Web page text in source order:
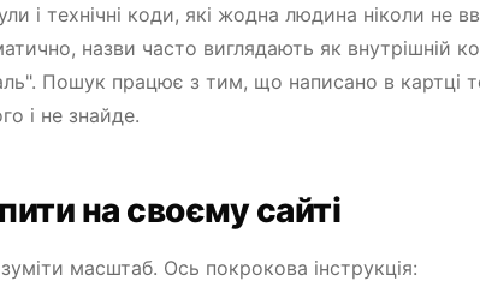
і технічні коди, які жодна людина ніколи не
назви часто виглядають як внутрішній
Пошук працює з тим, що написано в картці
і не знайде.
на своєму сайті
масштаб. Ось покрокова інструкція: